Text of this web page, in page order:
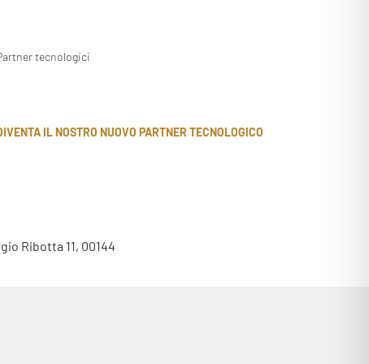
tecnologici
IL NOSTRO NUOVO PARTNER TECNOLOGICO
Ribotta 11, 00144